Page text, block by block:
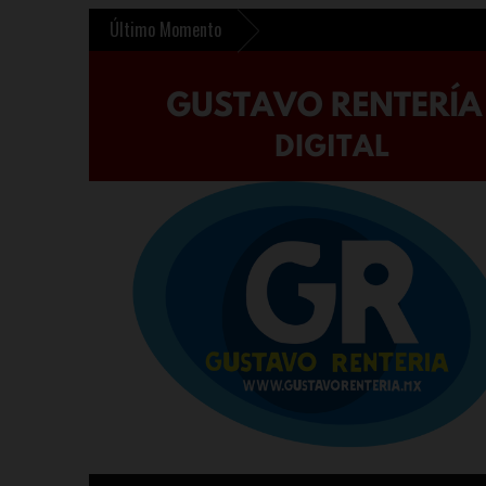
Último Momento